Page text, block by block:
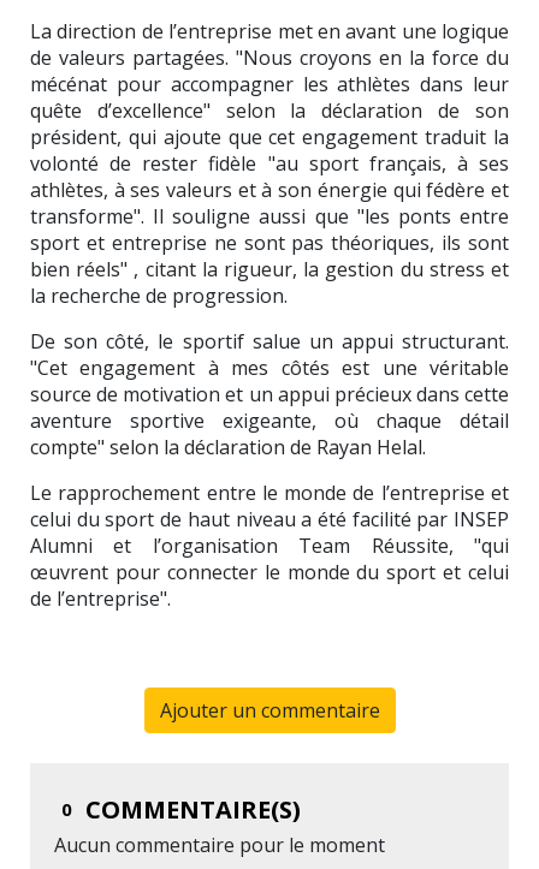
La direction de l’entreprise met en avant une logique
de valeurs partagées. "Nous croyons en la force du
mécénat pour accompagner les athlètes dans leur
quête d’excellence" selon la déclaration de son
président, qui ajoute que cet engagement traduit la
volonté de rester fidèle "au sport français, à ses
athlètes, à ses valeurs et à son énergie qui fédère et
transforme". Il souligne aussi que "les ponts entre
sport et entreprise ne sont pas théoriques, ils sont
bien réels" , citant la rigueur, la gestion du stress et
la recherche de progression.
De son côté, le sportif salue un appui structurant.
"Cet engagement à mes côtés est une véritable
source de motivation et un appui précieux dans cette
aventure sportive exigeante, où chaque détail
compte" selon la déclaration de Rayan Helal.
Le rapprochement entre le monde de l’entreprise et
celui du sport de haut niveau a été facilité par INSEP
Alumni et l’organisation Team Réussite, "qui
œuvrent pour connecter le monde du sport et celui
de l’entreprise".
Ajouter un commentaire
0 COMMENTAIRE(S)
Aucun commentaire pour le moment